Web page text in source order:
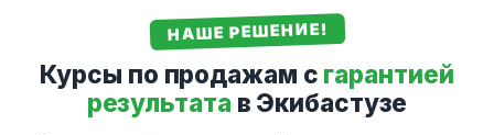
НАШЕ РЕШЕНИЕ!
Курсы по продажам с гарантией
результата в Экибастузе